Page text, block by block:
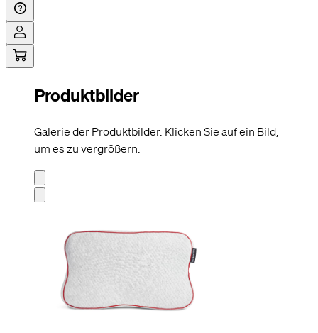
Produktbilder
Galerie der Produktbilder. Klicken Sie auf ein Bild,
um es zu vergrößern.